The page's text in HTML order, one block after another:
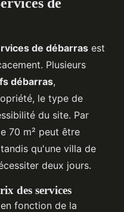
de débarras est
Plusieurs
débarras,
le type de
du site. Par
70 m² peut être
qu'une villa de
deux jours.
des services
fonction de la